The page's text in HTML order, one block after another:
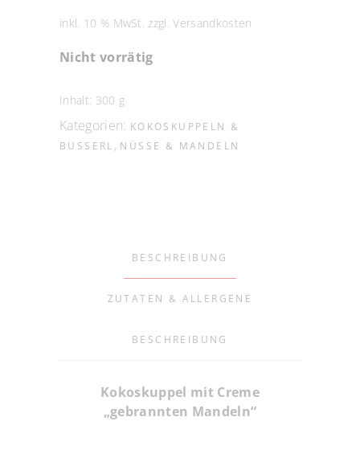
inkl. 10 % MwSt. zzgl.Versandkosten
Nicht vorrätig
Inhalt: 300 g
Kategorien: KOKOSKUPPELN &
BUSSERL , NÜSSE & MANDELN
BESCHREIBUNG
ZUTATEN & ALLERGENE
BESCHREIBUNG
Kokoskuppel mit Creme
„gebrannten Mandeln“